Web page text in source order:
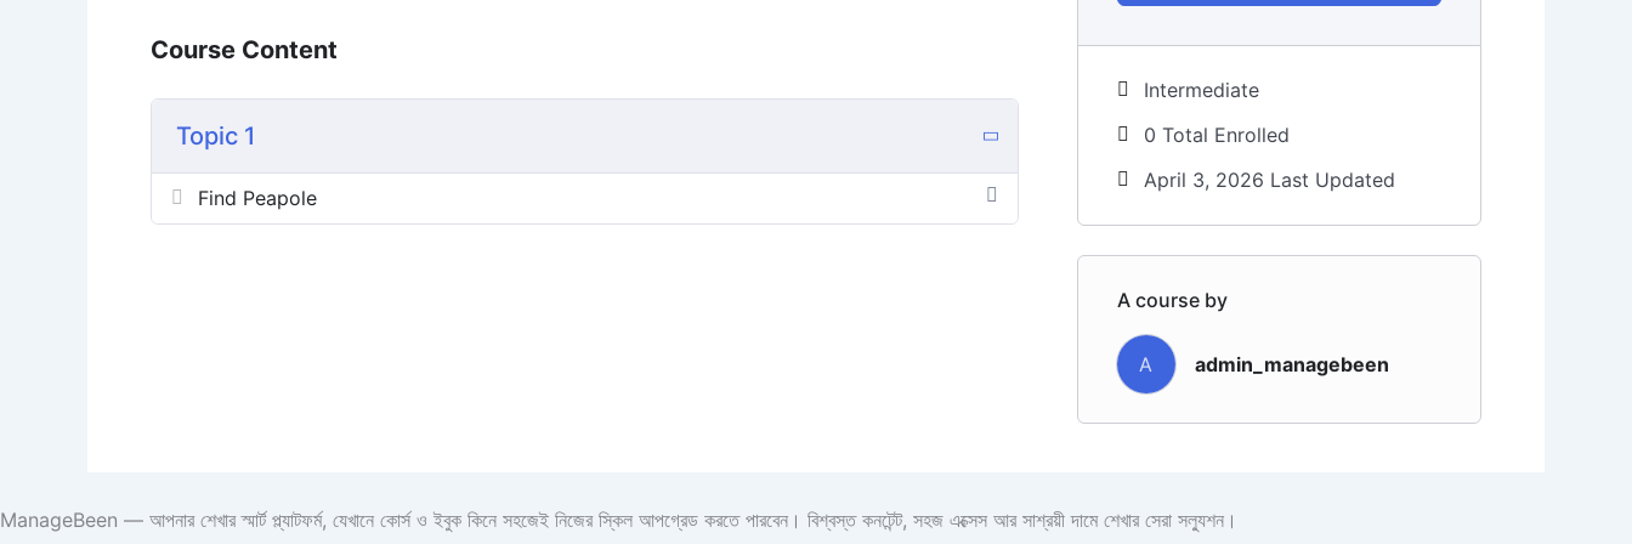
Course Content
Topic 1
Find Peapole
Intermediate
0 Total Enrolled
April 3, 2026 Last Updated
A course by
A admin_managebeen
ManageBeen — আপনার শেখার স্মার্ট প্ল্যাটফর্ম, যেখানে কোর্স ও ইবুক কিনে সহজেই নিজের স্কিল আপগ্রেড করতে পারবেন। বিশ্বস্ত কনটেন্ট, সহজ এক্সেস আর সাশ্রয়ী দামে শেখার সেরা সল্যুশন।